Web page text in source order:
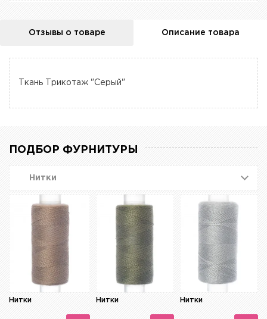
Отзывы о товаре Описание товара
Ткань Трикотаж "Серый"
ПОДБОР ФУРНИТУРЫ
Нитки
Нитки Нитки Нитки